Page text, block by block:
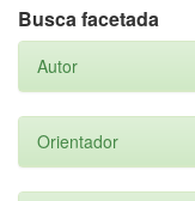
Busca facetada
Autor
Orientador